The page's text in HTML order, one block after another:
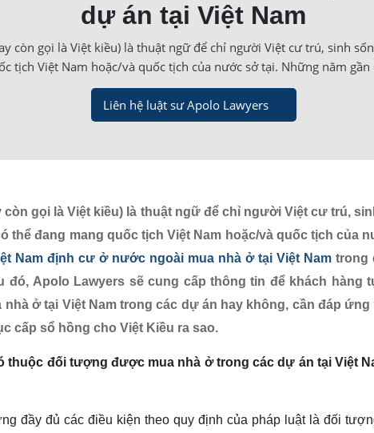
dự án tại Việt Nam
còn gọi là Việt kiều) là thuật ngữ để chỉ người Việt cư trú, sinh
tịch Việt Nam hoặc/và quốc tịch của nước sở tại. Những năm
Liên hệ luật sư Apolo Lawyers
gọi là Việt kiều) là thuật ngữ để chỉ người Việt cư trú,
thể đang mang quốc tịch Việt Nam hoặc/và quốc tịch của
Nam định cư ở nước ngoài mua nhà ở tại Việt Namtrong
đó, Apolo Lawyers sẽ cung cấp thông tin để khách hàng
ở tại Việt Nam trong các dự án hay không, cần đáp
cấp sổ hồng cho Việt Kiều ra sao.
đối tượng được mua nhà ở trong các dự án tại Việt
đầy đủ các điều kiện theo quy định của pháp luật là đối